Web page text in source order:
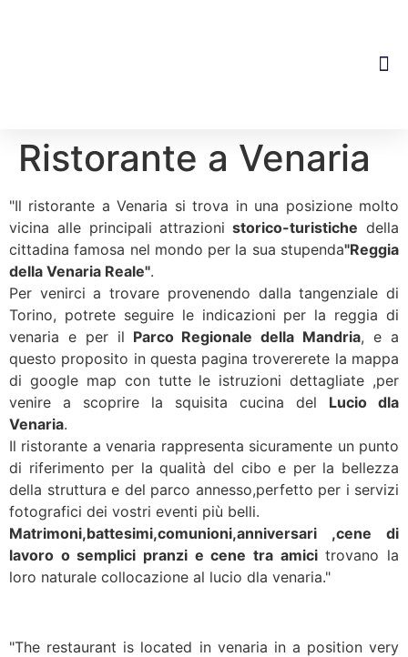
Ristorante a Venaria
"Il ristorante a Venaria si trova in una posizione molto
vicina alle principali attrazioni storico-turistiche della
cittadina famosa nel mondo per la sua stupenda"Reggia
della Venaria Reale".
Per venirci a trovare provenendo dalla tangenziale di
Torino, potrete seguire le indicazioni per la reggia di
venaria e per il Parco Regionale della Mandria, e a
questo proposito in questa pagina trovererete la mappa
di google map con tutte le istruzioni dettagliate ,per
venire a scoprire la squisita cucina del Lucio dla
Venaria.
Il ristorante a venaria rappresenta sicuramente un punto
di riferimento per la qualità del cibo e per la bellezza
della struttura e del parco annesso,perfetto per i servizi
fotografici dei vostri eventi più belli.
Matrimoni,battesimi,comunioni,anniversari ,cene di
lavoro o semplici pranzi e cene tra amicitrovano la
loro naturale collocazione al lucio dla venaria."
"The restaurant is located in venaria in a position very